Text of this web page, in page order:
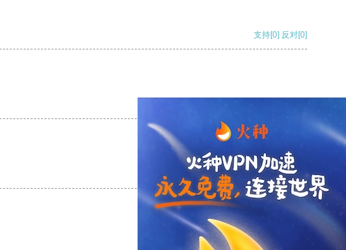
支持[0] 反对[0]
支持 [0] 反对 [0]
支持